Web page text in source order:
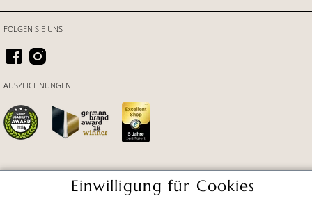
FOLGEN SIE UNS
AUSZEICHNUNGEN
Einwilligung für Cookies